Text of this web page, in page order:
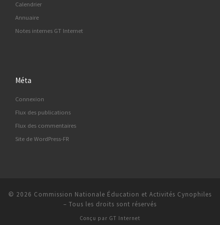
Calendrier
Annuaire
Notes internes GT Internet
Méta
Connexion
Flux des publications
Flux des commentaires
Site de WordPress-FR
© 2026 Commission Nationale Éducation et Activités Cynophiles
– Tous les droits sont réservés
Conçu par GT Internet